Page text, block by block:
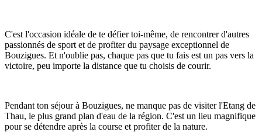
C'est l'occasion idéale de te défier toi-même, de rencontrer d'autres
passionnés de sport et de profiter du paysage exceptionnel de
Bouzigues. Et n'oublie pas, chaque pas que tu fais est un pas vers la
victoire, peu importe la distance que tu choisis de courir.
Pendant ton séjour à Bouzigues, ne manque pas de visiter l'Etang de
Thau, le plus grand plan d'eau de la région. C'est un lieu magnifique
pour se détendre après la course et profiter de la nature.